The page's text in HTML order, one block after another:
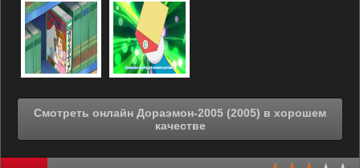
Смотреть онлайн Дораэмон-2005 (2005) в хорошем
качестве